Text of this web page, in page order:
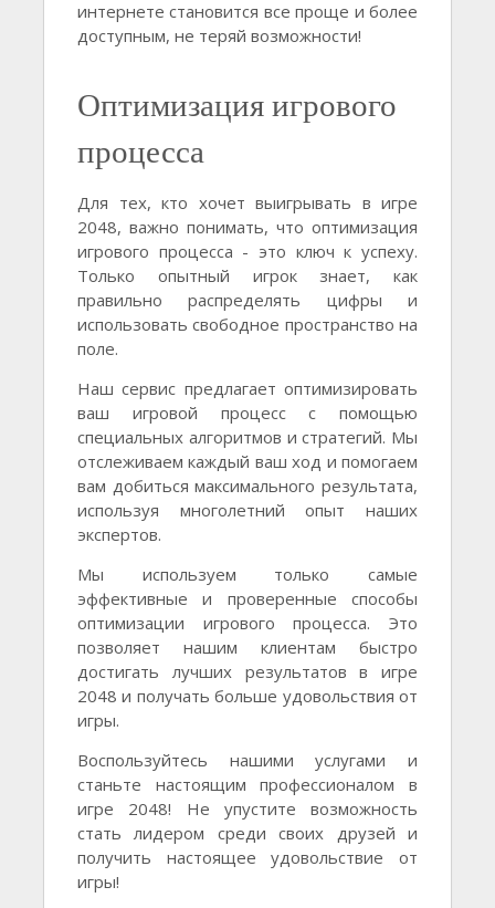
интернете становится все проще и более
доступным, не теряй возможности!
Оптимизация игрового
процесса
Для тех, кто хочет выигрывать в игре
2048, важно понимать, что оптимизация
игрового процесса - это ключ к успеху.
Только опытный игрок знает, как
правильно распределять цифры и
использовать свободное пространство на
поле.
Наш сервис предлагает оптимизировать
ваш игровой процесс с помощью
специальных алгоритмов и стратегий. Мы
отслеживаем каждый ваш ход и помогаем
вам добиться максимального результата,
используя многолетний опыт наших
экспертов.
Мы используем только самые
эффективные и проверенные способы
оптимизации игрового процесса. Это
позволяет нашим клиентам быстро
достигать лучших результатов в игре
2048 и получать больше удовольствия от
игры.
Воспользуйтесь нашими услугами и
станьте настоящим профессионалом в
игре 2048! Не упустите возможность
стать лидером среди своих друзей и
получить настоящее удовольствие от
игры!